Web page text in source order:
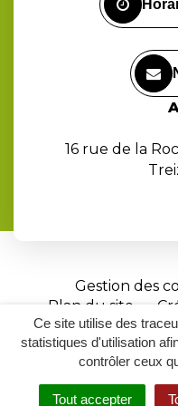
Ce site utilise des
statistiques d'utilisation
contrôler ceux
Tout accepter
16 rue de la
Gestion des
Plan du site